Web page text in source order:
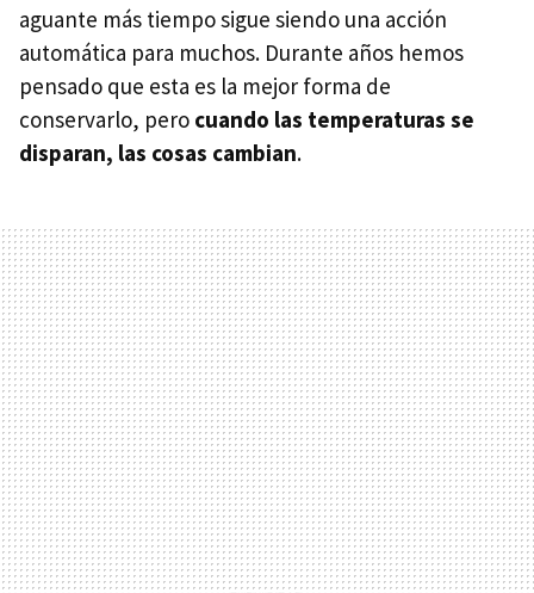
aguante más tiempo sigue siendo una acción
automática para muchos. Durante años hemos
pensado que esta es la mejor forma de
conservarlo, pero cuando las temperaturas se
disparan, las cosas cambian.